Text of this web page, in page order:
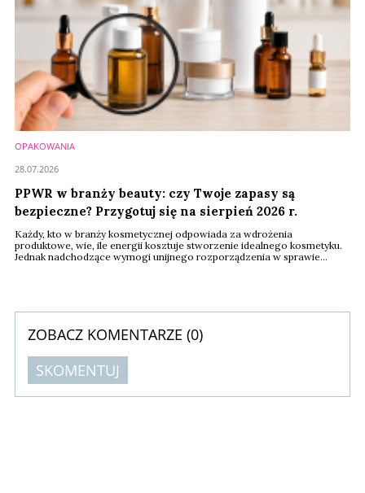
OPAKOWANIA
PPWR w branży beauty: czy Twoje zapasy są
bezpieczne? Przygotuj się na sierpień 2026 r.
Każdy, kto w branży kosmetycznej odpowiada za wdrożenia
produktowe, wie, ile energii kosztuje stworzenie idealnego kosmetyku.
Jednak nadchodzące wymogi unijnego rozporządzenia w sprawie
28.07.2026
ZOBACZ KOMENTARZE (0)
SKOMENTUJ